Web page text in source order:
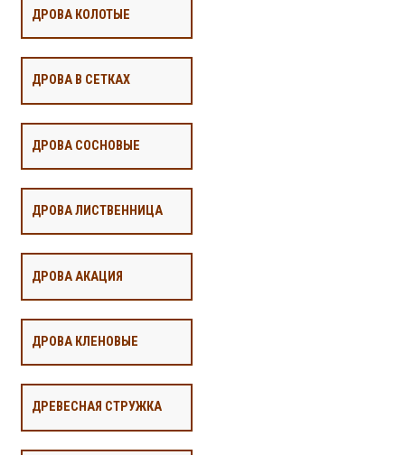
ДРОВА КОЛОТЫЕ
ДРОВА В СЕТКАХ
ДРОВА СОСНОВЫЕ
ДРОВА ЛИСТВЕННИЦА
ДРОВА АКАЦИЯ
ДРОВА КЛЕНОВЫЕ
ДРЕВЕСНАЯ СТРУЖКА